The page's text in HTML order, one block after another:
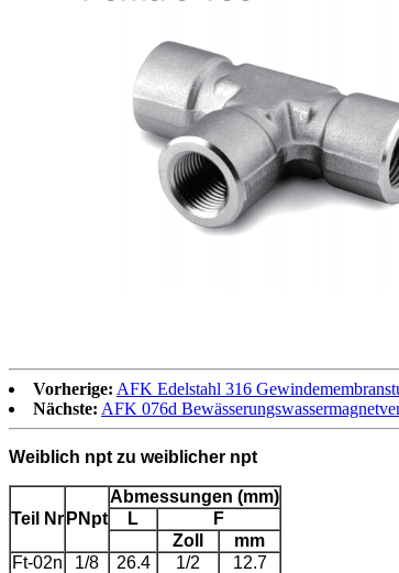
Vorherige: AFK Edelstahl 316
Nächste: AFK 076d
Weiblich npt zu weiblicher npt
Teil Nr P Npt
Abmessungen (mm)
L
F
Zoll
mm
Ft-02n
1/8 26.4 1/2
12.7